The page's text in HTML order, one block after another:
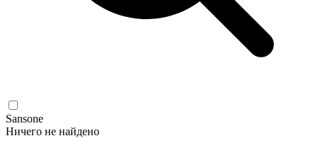
Sansone
Ничего не найдено